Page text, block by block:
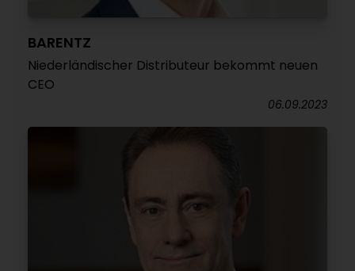
BARENTZ
Niederländischer Distributeur bekommt neuen
CEO
06.09.2023